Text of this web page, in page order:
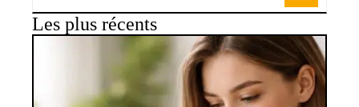
Les plus récents